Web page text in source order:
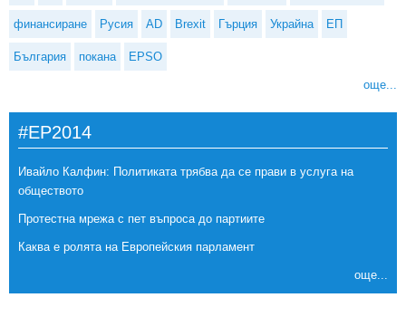
финансиране Русия AD Brexit Гърция Украйна ЕП
България покана EPSO
още...
#EP2014
Ивайло Калфин: Политиката трябва да се прави в услуга на
обществото
Протестна мрежа с пет въпроса до партиите
Каква е ролята на Европейския парламент
още...